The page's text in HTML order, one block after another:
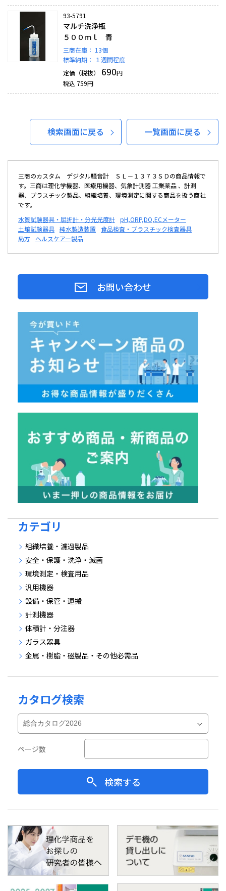
93-5791
マルチ洗浄瓶
５００ｍｌ 青
三商在庫： 13個
標準納期：
１週間程度
定価（税抜）
690円
税込 759円
検索画面に戻る 一覧画面に戻る
三商のカスタム デジタル騒音計 ＳＬ－１３７３ＳＤの商品情報で
す。三商は理化学機器、医療用機器、気象計測器 工業薬品 、計測
器、プラスチック製品、組織培養、環境測定に関する商品を扱う商社
です。
水質試験器具・屈折計・分光光度計 pH,ORP,DO,ECメーター
土壌試験器具 純水製造装置
食品検査・プラスチック検査器具
局方
ヘルスケアー製品
お問い合わせ
カテゴリ
組織培養・濾過製品
安全・保護・洗浄・滅菌
環境測定・検査用品
汎用機器
設備・保管・運搬
計測機器
体積計・分注器
ガラス器具
金属・樹脂・磁製品・その他必需品
カタログ検索
ページ数
検索する